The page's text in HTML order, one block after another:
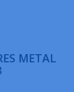
METAL